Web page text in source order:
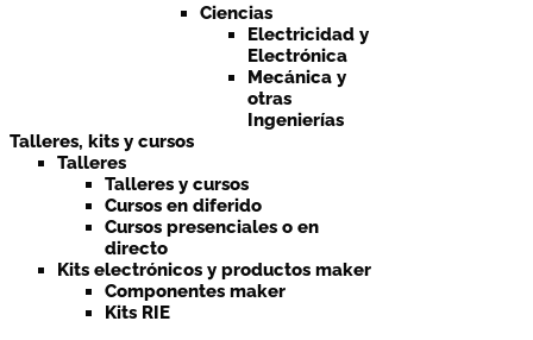
Ciencias
Electricidad y
Electrónica
Mecánica y
otras
Ingenierías
Talleres, kits y cursos
Talleres
Talleres y cursos
Cursos en diferido
Cursos presenciales o en
directo
Kits electrónicos y productos maker
Componentes maker
Kits RIE